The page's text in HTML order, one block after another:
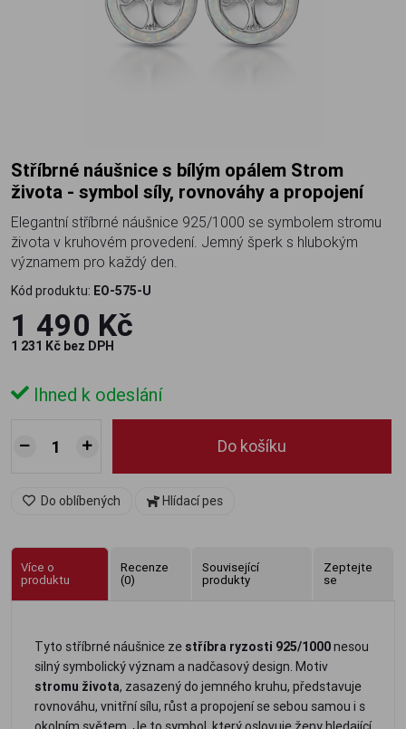
Stříbrné náušnice s bílým opálem Strom
života - symbol síly, rovnováhy a propojení
Elegantní stříbrné náušnice 925/1000 se symbolem stromu
života v kruhovém provedení. Jemný šperk s hlubokým
významem pro každý den.
Kód produktu: EO-575-U
1 490 Kč
1 231 Kč bez DPH
Ihned k odeslání
Do košíku
Do oblíbených Hlídací pes
Více o
produktu
Recenze
(0)
Související
produkty
Zeptejte
se
Tyto stříbrné náušnice ze stříbra ryzosti 925/1000nesou
silný symbolický význam a nadčasový design. Motiv
stromu života, zasazený do jemného kruhu, představuje
rovnováhu, vnitřní sílu, růst a propojení se sebou samou i s